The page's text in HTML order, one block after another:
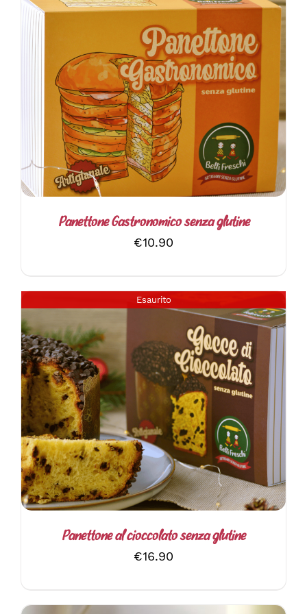
DETTAGLI
Panettone Gastronomico senza glutine
€10.90
Esaurito
DETTAGLI
Panettone al cioccolato senza glutine
€16.90